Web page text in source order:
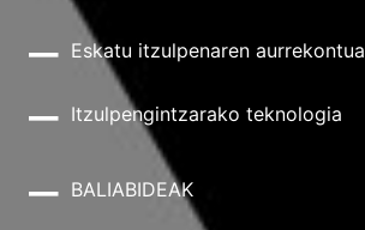
Eskatu itzulpenaren aurrekontua
Itzulpengintzarako teknologia
BALIABIDEAK